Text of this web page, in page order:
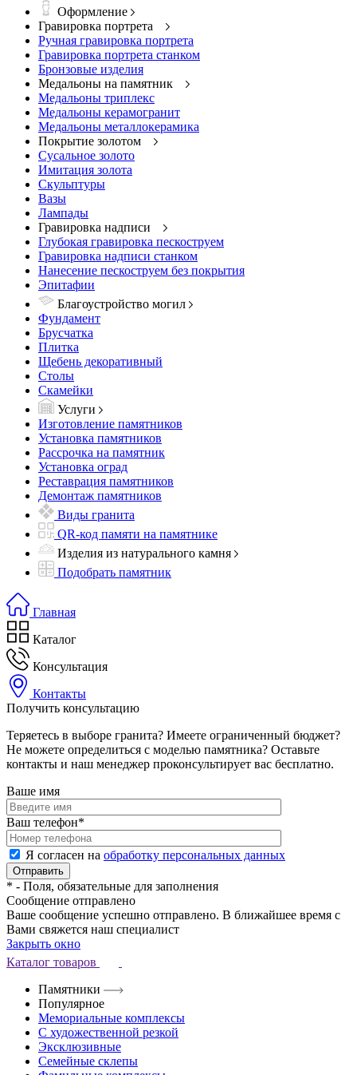
Оформление
Гравировка портрета
Ручная гравировка портрета
Гравировка портрета станком
Бронзовые изделия
Медальоны на памятник
Медальоны триплекс
Медальоны керамогранит
Медальоны металлокерамика
Покрытие золотом
Сусальное золото
Имитация золота
Скульптуры
Вазы
Лампады
Гравировка надписи
Глубокая гравировка пескоструем
Гравировка надписи станком
Нанесение пескоструем без покрытия
Эпитафии
Благоустройство могил
Фундамент
Брусчатка
Плитка
Щебень декоративный
Столы
Скамейки
Услуги
Изготовление памятников
Установка памятников
Рассрочка на памятник
Установка оград
Реставрация памятников
Демонтаж памятников
Виды гранита
QR-код памяти на памятнике
Изделия из натурального камня
Подобрать памятник
Главная
Каталог
Консультация
Контакты
Получить консультацию
Теряетесь в выборе гранита? Имеете ограниченный бюджет?
Не можете определиться с моделью памятника? Оставьте
контакты и наш менеджер проконсультирует вас бесплатно.
Ваше имя
Ваш телефон*
Я согласен на обработку персональных данных
* - Поля, обязательные для заполнения
Сообщение отправлено
Ваше сообщение успешно отправлено. В ближайшее время с
Вами свяжется наш специалист
Закрыть окно
Каталог товаров
Памятники
Популярное
Мемориальные комплексы
С художественной резкой
Эксклюзивные
Семейные склепы